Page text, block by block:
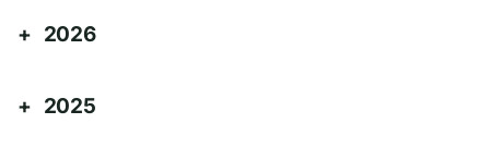
2026
2025